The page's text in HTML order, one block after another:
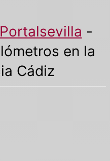
Portalsevilla -
en la
Cádiz